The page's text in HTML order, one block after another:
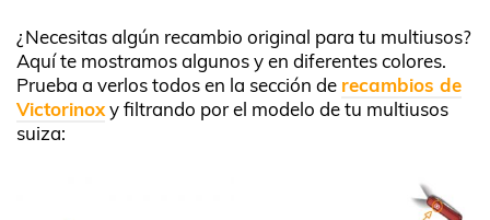
¿Necesitas algún recambio original para tu multiusos?
Aquí te mostramos algunos y en diferentes colores.
Prueba a verlos todos en la sección de recambios de
Victorinoxy filtrando por el modelo de tu multiusos
suiza: